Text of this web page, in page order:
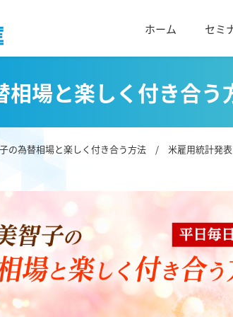
ホーム セミ
相場と楽しく付き合う
の為替相場と楽しく付き合う方法 / 米雇用統計発表